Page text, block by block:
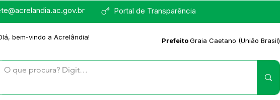
Portal de Transparência
bem-vindo a Acrelândia! PrefeitoGraia Caetano (União Brasil)